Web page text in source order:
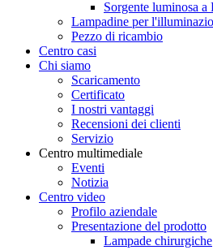
Sorgente luminosa a
Lampadine per
Pezzo di ricambio
Centro casi
Chi siamo
Scaricamento
Certificato
I nostri vantaggi
Recensioni dei clienti
Servizio
Centro multimediale
Eventi
Notizia
Centro video
Profilo aziendale
Presentazione del prodotto
Lampade chirurgiche